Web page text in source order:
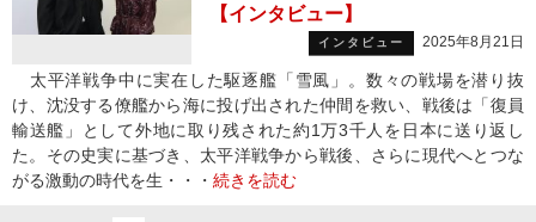
【インタビュー】
インタビュー 2025年8月21日
太平洋戦争中に実在した駆逐艦「雪風」。数々の戦場を潜り抜
け、沈没する僚艦から海に投げ出された仲間を救い、戦後は「復員
輸送艦」として外地に取り残された約1万3千人を日本に送り返し
た。その史実に基づき、太平洋戦争から戦後、さらに現代へとつな
がる激動の時代を生・・・ 続きを読む